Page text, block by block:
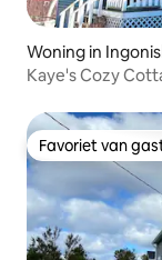
Woning in
Kaye's Cozy
Favoriet van
Favoriet van